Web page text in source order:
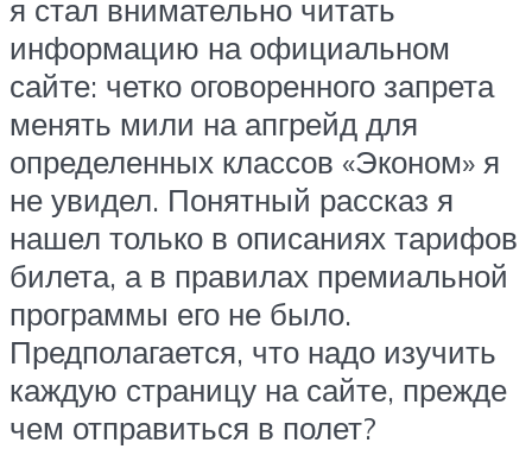
я стал внимательно читать
информацию на официальном
сайте: четко оговоренного запрета
менять мили на апгрейд для
определенных классов «Эконом» я
не увидел. Понятный рассказ я
нашел только в описаниях тарифов
билета, а в правилах премиальной
программы его не было.
Предполагается, что надо изучить
каждую страницу на сайте, прежде
чем отправиться в полет?